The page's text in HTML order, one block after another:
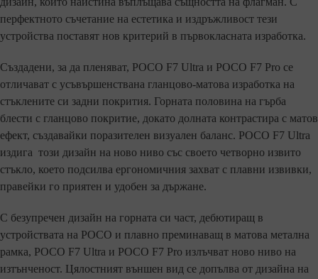
перфектното съчетание на естетика и издръжливост тези
устройства поставят нов критерий в първокласната изработка.
Създадени, за да пленяват, POCO F7 Ultra и POCO F7 Pro се
отличават с усъвършенствана гланцово-матова изработка на
стъклените си задни покрития. Горната половина на гърба
блести с гланцово покритие, докато долната контрастира с матов
ефект, създавайки поразителен визуален баланс. POCO F7 Ultra
издига този дизайн на ново ниво със своето четворно извито
стъкло, което подсилва ергономичния захват с плавни извивки,
правейки го приятен и удобен за държане.
С безупречен дизайн на горната си част, дебютиращ в
устройствата на POCO и плавно преминаващ в матова метална
рамка, POCO F7 Ultra и POCO F7 Pro излъчват ново ниво на
изтънченост. Цялостният външен вид се допълва от дизайна на